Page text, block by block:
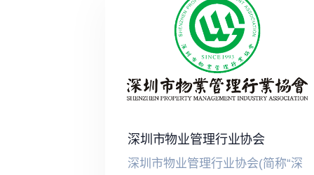
深圳市物业管理行业协会
深圳市物业管理行业协会(简称“深